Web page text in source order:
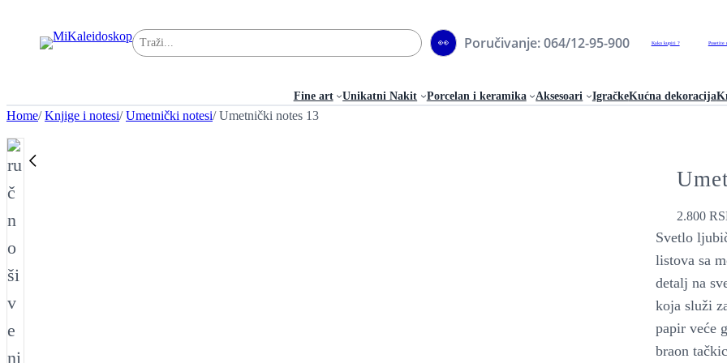
Pretraga 👀 Poručivanje: 064/12-95-900 Kako kupiti ? Posetite
Fine art Unikatni Nakit Porcelan i keramika Aksesoari IgračkeKućna dekoracija
Home/Knjige i notesi/Umetnički notesi/ Umetnički notes 13
2.800
Svetlo
listova sa
detalj na
koja služi
papir veće
braon